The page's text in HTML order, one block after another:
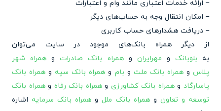
– ارائه خدمات اعتباری مانند وام و اعتبارات
– امکان انتقال وجه به حساب‌های دیگر
– دریافت هشدارهای حساب کاربری
از دیگر همراه بانک‌های موجود در سایت می‌توان
به بلوبانک و مهرایران وهمراه بانک صادراتو همراه شهر
پلاسوهمراه بانک ملت و بام و همراه بانک سپه و همراه بانک
پاسارگادوهمراه بانک کشاورزی وهمراه بانک رفاه وهمراه بانک
توسعه و تعاون وهمراه بانک مللو همراه بانک سرمایه اشاره